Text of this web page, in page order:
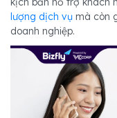
lượng dịch vụ mà còn
doanh nghiệp.